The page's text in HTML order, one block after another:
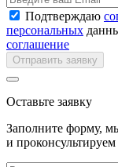
Подтверждаю
персональных
соглашение
Отправить заявку
Оставьте заявку
Заполните форму,
и